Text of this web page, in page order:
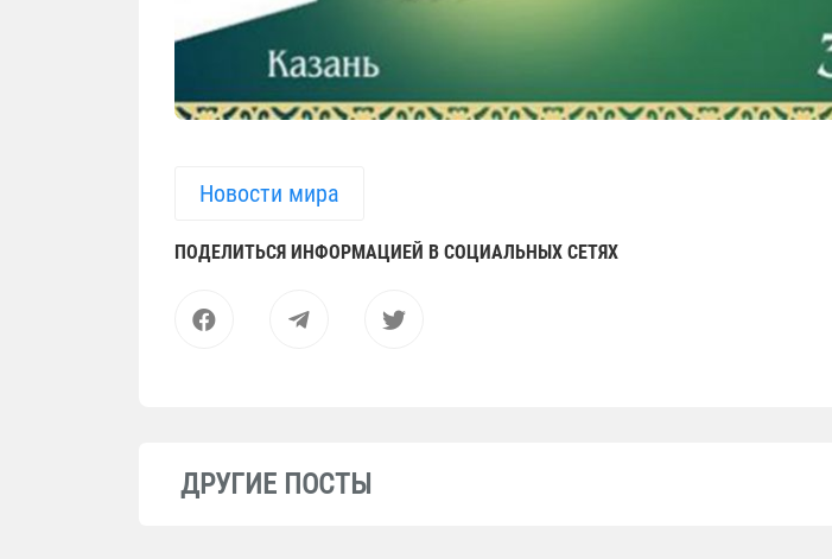
Новости мира
ПОДЕЛИТЬСЯ ИНФОРМАЦИЕЙ В СОЦИАЛЬНЫХ СЕТЯХ
ДРУГИЕ ПОСТЫ